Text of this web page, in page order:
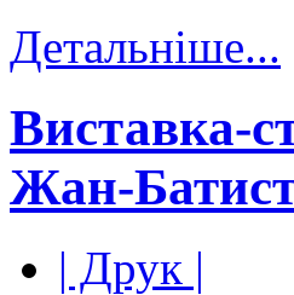
Детальніше...
Виставка-
Жан-
| Друк |